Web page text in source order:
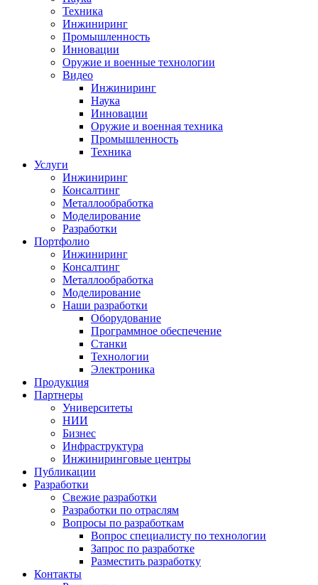
Техника
Инжиниринг
Промышленность
Инновации
Оружие и военные технологии
Видео
Инжиниринг
Наука
Инновации
Оружие и военная техника
Промышленность
Техника
Услуги
Инжиниринг
Консалтинг
Металлообработка
Моделирование
Разработки
Портфолио
Инжиниринг
Консалтинг
Металлообработка
Моделирование
Наши разработки
Оборудование
Программное обеспечение
Станки
Технологии
Электроника
Продукция
Партнеры
Университеты
НИИ
Бизнес
Инфраструктура
Инжиниринговые центры
Публикации
Разработки
Свежие разработки
Разработки по отраслям
Вопросы по разработкам
Вопрос специалисту по технологии
Запрос по разработке
Разместить разработку
Контакты